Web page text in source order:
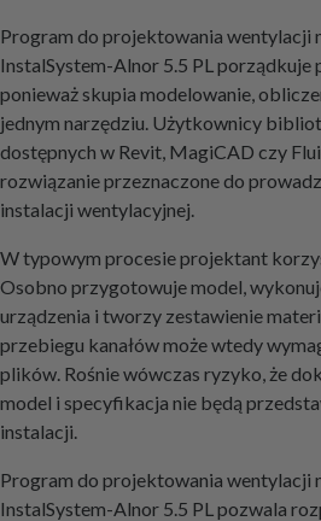
Program do projektowania wentylacji
InstalSystem-Alnor 5.5 PL porządkuje
ponieważ skupia modelowanie,
jednym narzędziu. Użytkownicy
dostępnych w Revit, MagiCAD czy
rozwiązanie przeznaczone do
instalacji wentylacyjnej.
W typowym procesie projektant
Osobno przygotowuje model,
urządzenia i tworzy zestawienie
przebiegu kanałów może wtedy
plików. Rośnie wówczas ryzyko, że
model i specyfikacja nie będą
instalacji.
Program do projektowania wentylacji
InstalSystem-Alnor 5.5 PL pozwala